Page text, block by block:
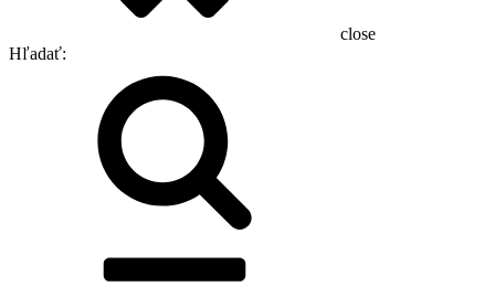
close
Hľadať: